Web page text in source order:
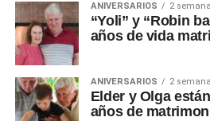
ANIVERSARIOS 2
“Yoli” y “Robin
años de vida
ANIVERSARIOS 2
Elder y Olga
años de